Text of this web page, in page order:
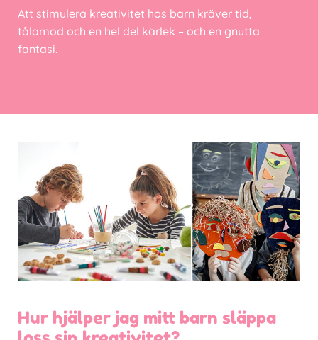
Att stimulera kreativitet hos barn kräver tid,
tålamod och en hel del kärlek – och en gnutta
fantasi.
Hur hjälper jag mitt barn släppa